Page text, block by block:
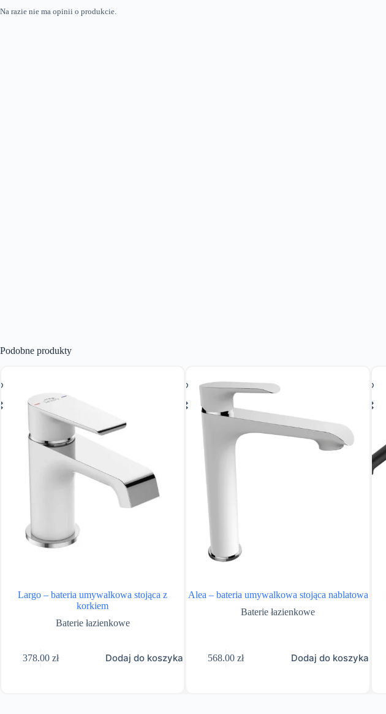
Na razie nie ma opinii o produkcie.
Podobne produkty
Largo – bateria umywalkowa stojąca z
korkiem
Baterie łazienkowe
378.00zł Dodaj do koszyka
Alea – bateria umywalkowa stojąca nablatowa
Baterie łazienkowe
568.00zł Dodaj do koszyka